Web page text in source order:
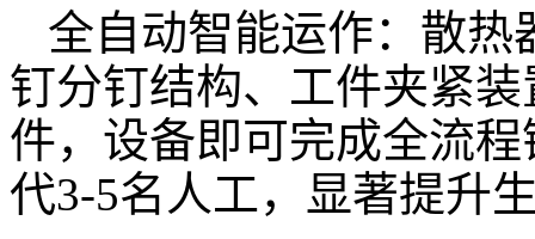
全自动智能运作： 散热
钉分钉结构、工件夹紧
件，设备即可完成全流
代3-5名人工，显著提升